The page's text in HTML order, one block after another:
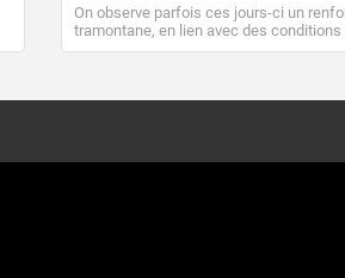
On observe parfois ces jours-ci un
tramontane, en lien avec des
de forêt. Mais qu'est-ce que la
à nord-ouest, dans un secteur qui part
monts, en allusion aux régions